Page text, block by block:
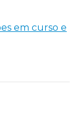
em curso e